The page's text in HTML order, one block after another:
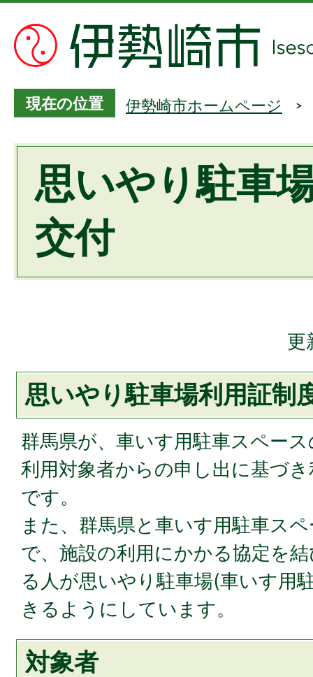
現在の位置 伊勢崎市ホームページ
思いやり駐車
交付
更
思いやり駐車場利用証制
群馬県が、車いす用駐車スペー
利用対象者からの申し出に基づ
です。
また、群馬県と車いす用駐車ス
で、施設の利用にかかる協定を
る人が思いやり駐車場(車いす用
きるようにしています。
対象者